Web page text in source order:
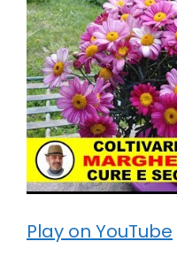
Play on YouTube